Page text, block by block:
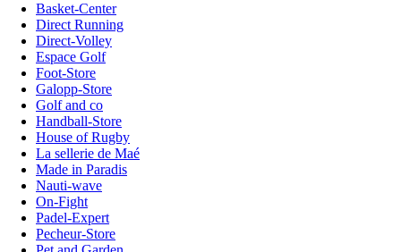
Basket-Center
Direct Running
Direct-Volley
Espace Golf
Foot-Store
Galopp-Store
Golf and co
Handball-Store
House of Rugby
La sellerie de Maé
Made in Paradis
Nauti-wave
On-Fight
Padel-Expert
Pecheur-Store